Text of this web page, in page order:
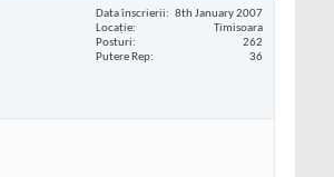
Data înscrierii
8th January 2007
Locaţie
Timisoara
Posturi
262
Putere Rep
36